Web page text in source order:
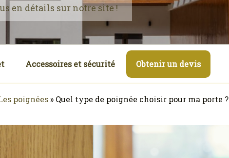
en détails sur notre site !
Accessoires et sécurité Obtenir un devis
poignées » Quel type de poignée choisir pour ma porte ?